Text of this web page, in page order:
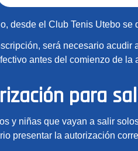
desde el Club Tenis Utebo se
será necesario acudir
antes del comienzo de la
para
y niñas que vayan a salir
presentar la autorización